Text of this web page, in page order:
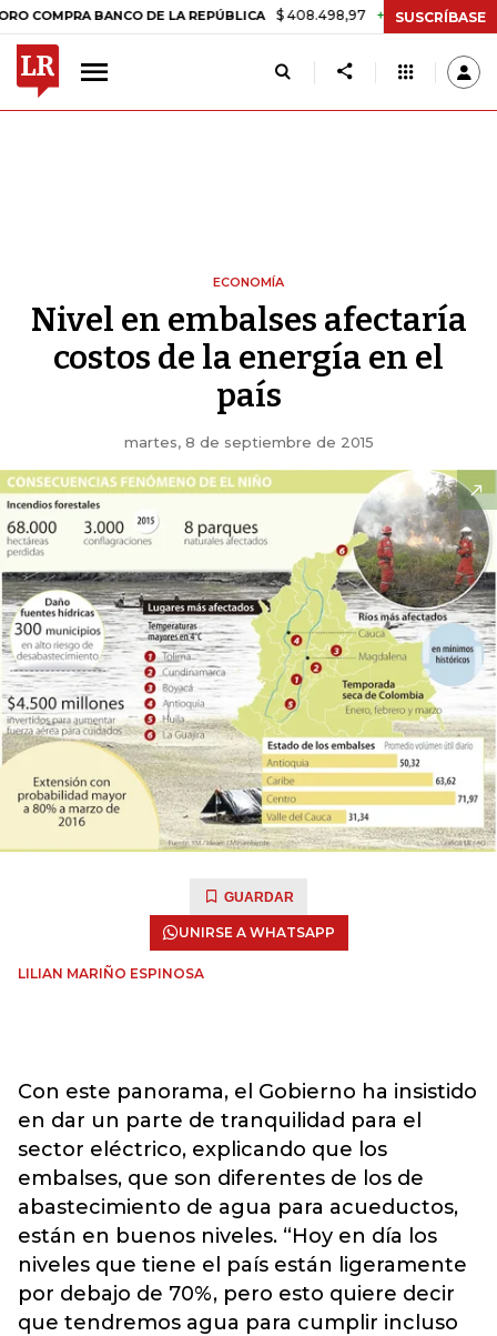
BANCO DE LA REPÚBLICA $ 408.498,97 +$ 8.753,81 +2,19%
SUSCRÍBASE
ECONOMÍA
Nivel en embalses afectaría
costos de la energía en el
país
martes, 8 de septiembre de 2015
GUARDAR
UNIRSE A WHATSAPP
LILIAN MARIÑO ESPINOSA
Con este panorama, el Gobierno ha insistido
en dar un parte de tranquilidad para el
sector eléctrico, explicando que los
embalses, que son diferentes de los de
abastecimiento de agua para acueductos,
están en buenos niveles. “Hoy en día los
niveles que tiene el país están ligeramente
por debajo de 70%, pero esto quiere decir
que tendremos agua para cumplir incluso